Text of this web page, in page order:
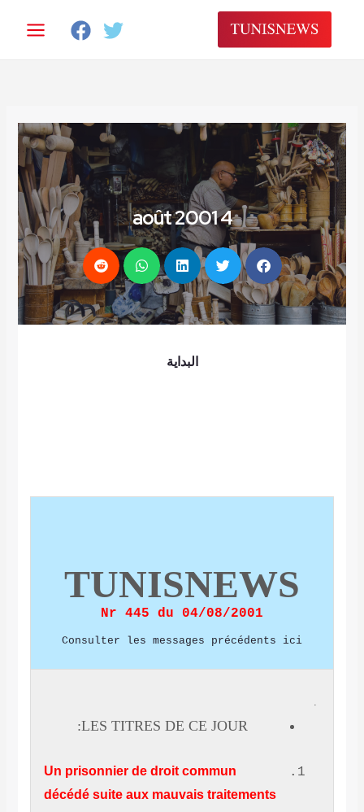
4 août 2001
Nr 445 du 04/08/2001
Consulter les messages
LES TITRES DE CE JOUR:
Un prisonnier de droit commun
décédé suite aux mauvais traitements